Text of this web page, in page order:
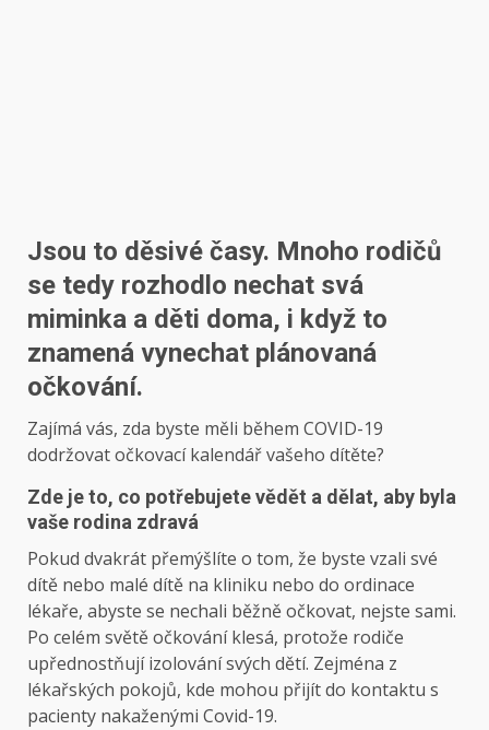
Jsou to děsivé časy. Mnoho rodičů
se tedy rozhodlo nechat svá
miminka a děti doma, i když to
znamená vynechat plánovaná
očkování.
Zajímá vás, zda byste měli během COVID-19
dodržovat očkovací kalendář vašeho dítěte?
Zde je to, co potřebujete vědět a dělat, aby byla
vaše rodina zdravá
Pokud dvakrát přemýšlíte o tom, že byste vzali své
dítě nebo malé dítě na kliniku nebo do ordinace
lékaře, abyste se nechali běžně očkovat, nejste sami.
Po celém světě očkování klesá, protože rodiče
upřednostňují izolování svých dětí. Zejména z
lékařských pokojů, kde mohou přijít do kontaktu s
pacienty nakaženými Covid-19.